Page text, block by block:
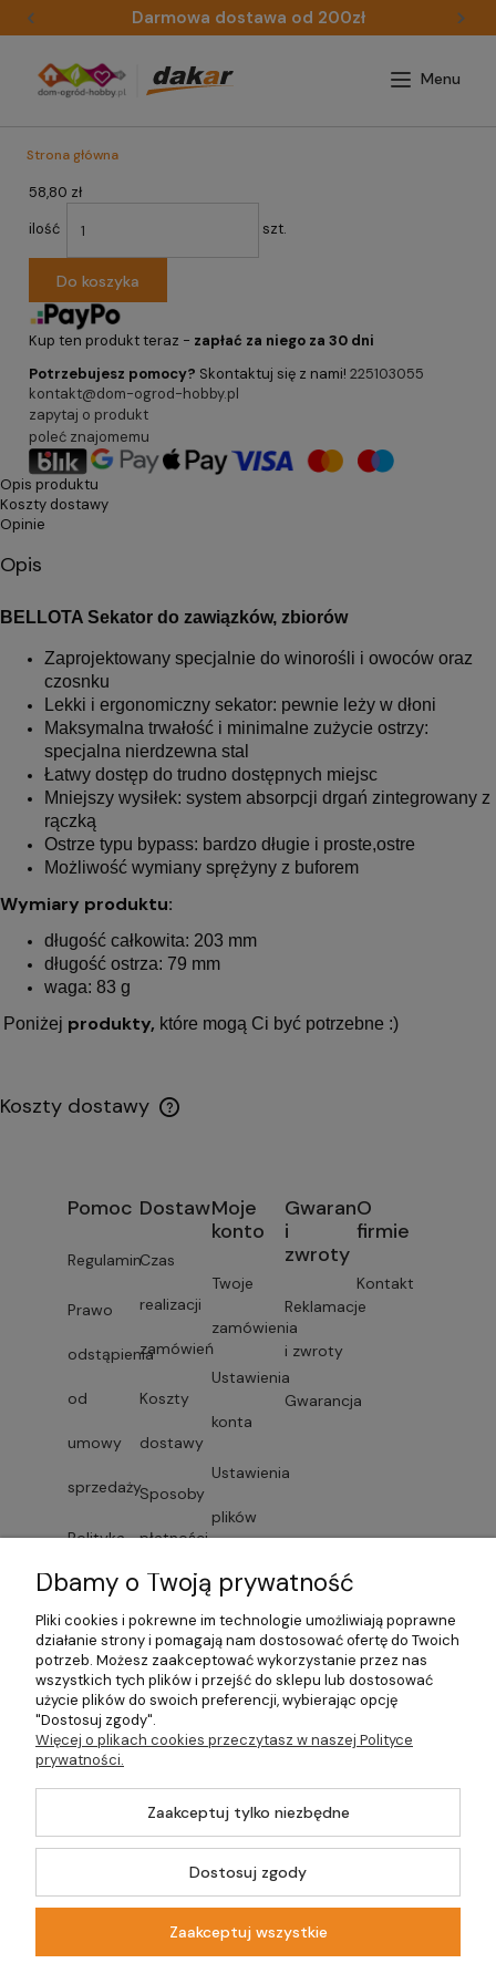
Darmowa dostawa od 200zł
Strona główna
58,80 zł
ilość
szt.
Do koszyka
Kup ten produkt teraz - zapłać za niego za 30 dni
Potrzebujesz pomocy? Skontaktuj się z nami! 225103055
kontakt@dom-ogrod-hobby.pl
zapytaj o produkt
poleć znajomemu
Opis produktu
Koszty dostawy
Opinie
Opis
BELLOTA Sekator do zawiązków, zbiorów
Zaprojektowany specjalnie do winorośli i owoców oraz
czosnku
Lekki i ergonomiczny sekator: pewnie leży w dłoni
Maksymalna trwałość i minimalne zużycie ostrzy:
specjalna nierdzewna stal
Łatwy dostęp do trudno dostępnych miejsc
Mniejszy wysiłek: system absorpcji drgań zintegrowany z
rączką
Ostrze typu bypass: bardzo długie i proste,ostre
Możliwość wymiany sprężyny z buforem
Wymiary produktu:
długość całkowita: 203 mm
długość ostrza: 79 mm
waga: 83 g
Poniżej produkty, które mogą Ci być potrzebne :)
Koszty dostawy
Pomoc
Regulamin
Prawo
odstąpienia
od
umowy
sprzedaży
Polityka
prywatności
Lista
dostawców
usług
Formularze
Dostawa
Czas
realizacji
zamówień
Koszty
dostawy
Sposoby
płatności
Faktury i
paragony
Czas
dostawy
Moje
konto
Twoje
zamówienia
Ustawienia
konta
Ustawienia
plików
Przechowalnia
Gwarancja
i
zwroty
Reklamacje
i zwroty
Gwarancja
O
firmie
Kontakt
Prawa Zastrzeżone |
DOM-OGRÓD-
Szablon Master byEcommercy
Dbamy o Twoją prywatność
Pliki cookies i pokrewne im technologie umożliwiają poprawne
działanie strony i pomagają nam dostosować ofertę do Twoich
potrzeb. Możesz zaakceptować wykorzystanie przez nas
wszystkich tych plików i przejść do sklepu lub dostosować
użycie plików do swoich preferencji, wybierając opcję
"Dostosuj zgody".
Więcej o plikach cookies przeczytasz w naszej Polityce
prywatności.
Zaakceptuj tylko niezbędne
Dostosuj zgody
Zaakceptuj wszystkie